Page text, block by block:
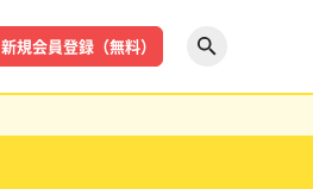
新規会員登録（無料）